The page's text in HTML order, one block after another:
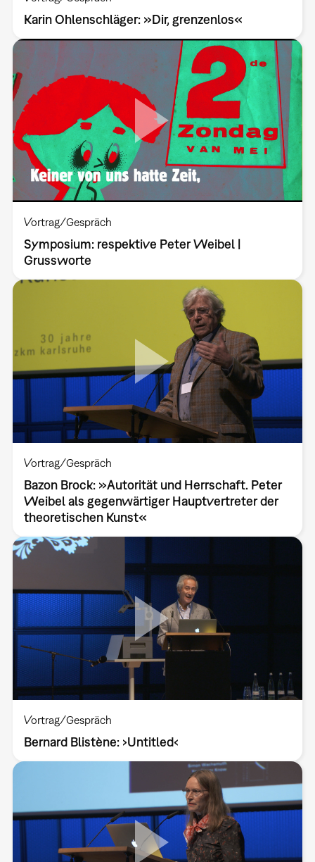
Karin Ohlenschläger: »Dir, grenzenlos«
Vortrag/Gespräch
Symposium: respektive Peter Weibel |
Grussworte
Vortrag/Gespräch
Bazon Brock: »Autorität und Herrschaft. Peter
Weibel als gegenwärtiger Hauptvertreter der
theoretischen Kunst«
Vortrag/Gespräch
Bernard Blistène: ›Untitled‹